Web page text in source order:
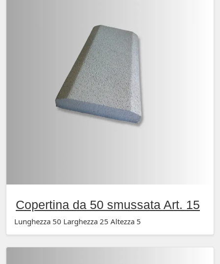
Copertina da 50 smussata Art. 15
Lunghezza 50 Larghezza 25 Altezza 5